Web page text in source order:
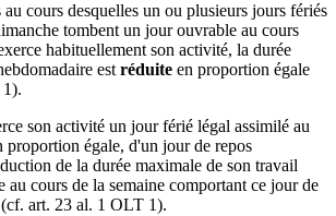
au cours desquelles un ou plusieurs jours fériés
tombent un jour ouvrable au cours
habituellement son activité, la durée
est réduite en proportion égale
son activité un jour férié légal assimilé au
proportion égale, d'un jour de repos
de la durée maximale de son travail
au cours de la semaine comportant ce jour de
art. 23 al. 1 OLT 1).